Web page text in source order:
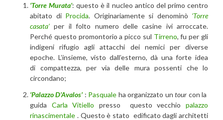
‘Torre Murata’: questo è il nucleo antico del primo centro
abitato di Procida. Originariamente si denominò ‘Torre
casata’ per il folto numero delle casine ivi arroccate.
Perché questo promontorio a picco sul Tirreno, fu per gli
indigeni rifugio agli attacchi dei nemici per diverse
epoche. L’insieme, visto dall’esterno, dà una forte idea
di compattezza, per via delle mura possenti che lo
circondano;
‘Palazzo D’Avalos’ : Pasquale ha organizzato un tour con la
guida Carla Vitiello presso questo vecchiopalazzo
rinascimentale . Questo è stato edificato dagli architetti